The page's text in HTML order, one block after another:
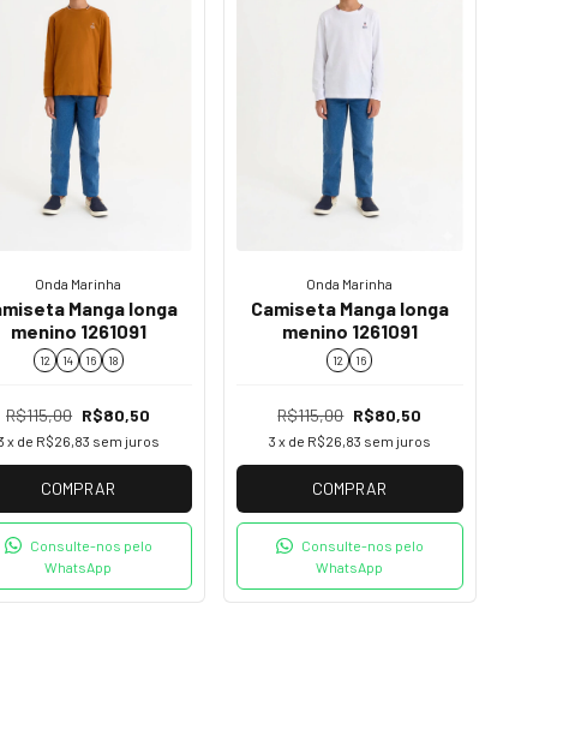
Onda Marinha
Manga longa
menino 1261091
12 14 16 18
R$115,00 R$80,50
x de R$26,83 sem juros
COMPRAR
Consulte-nos pelo
WhatsApp
Onda Marinha
Camiseta Manga longa
menino 1261091
12 16
R$115,00 R$80,50
3 x de R$26,83 sem juros
COMPRAR
Consulte-nos pelo
WhatsApp